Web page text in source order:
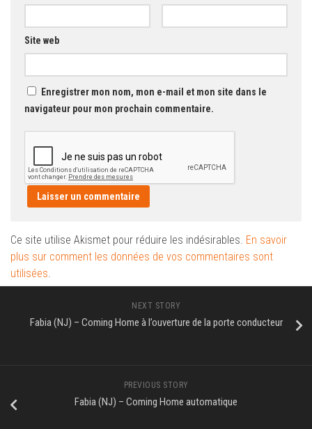
Site web
Enregistrer mon nom, mon e-mail et mon site dans le
navigateur pour mon prochain commentaire.
Ce site utilise Akismet pour réduire les indésirables. En savoir
plus sur comment les données de vos commentaires sont
utilisées.
NEXT STORY
Fabia (NJ) – Coming Home à l’ouverture de la porte conducteur
PREVIOUS STORY
Fabia (NJ) – Coming Home automatique